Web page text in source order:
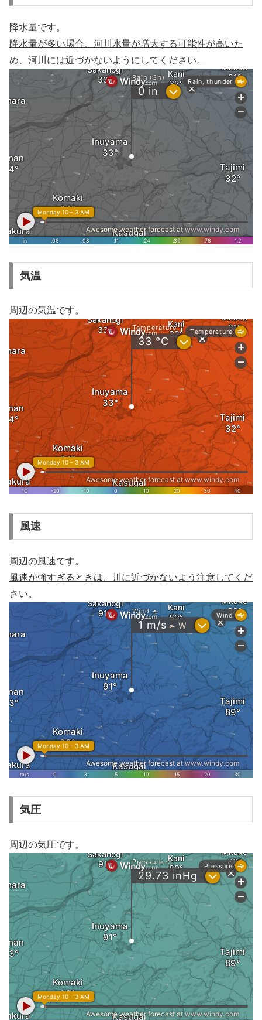
降水量です。
降水量が多い場合、河川水量が増大する可能性が高いた
め、河川には近づかないようにしてください。
気温
周辺の気温です。
風速
周辺の風速です。
風速が強すぎるときは、川に近づかないよう注意してくだ
さい。
気圧
周辺の気圧です。